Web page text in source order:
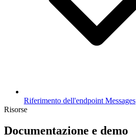
Riferimento dell'endpoint Messages
Risorse
Documentazione e demo